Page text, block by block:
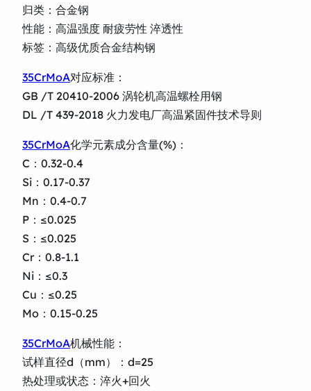
归类：合金钢
性能：高温强度 耐疲劳性 淬透性
标签：高级优质合金结构钢
35CrMoA对应标准：
GB /T 20410-2006 涡轮机高温螺栓用钢
DL /T 439-2018 火力发电厂高温紧固件技术导则
35CrMoA化学元素成分含量(%)：
C：0.32-0.4
Si：0.17-0.37
Mn：0.4-0.7
P：≤0.025
S：≤0.025
Cr：0.8-1.1
Ni：≤0.3
Cu：≤0.25
Mo：0.15-0.25
35CrMoA机械性能：
试样直径d（mm）：d=25
热处理或状态：淬火+回火